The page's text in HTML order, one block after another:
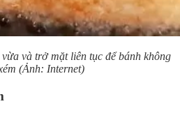
và trở mặt liên tục để bánh không
(Ảnh: Internet)